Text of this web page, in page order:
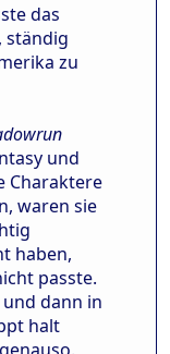
das
ständig
zu
und
Charaktere
waren sie
haben,
passte.
dann in
halt